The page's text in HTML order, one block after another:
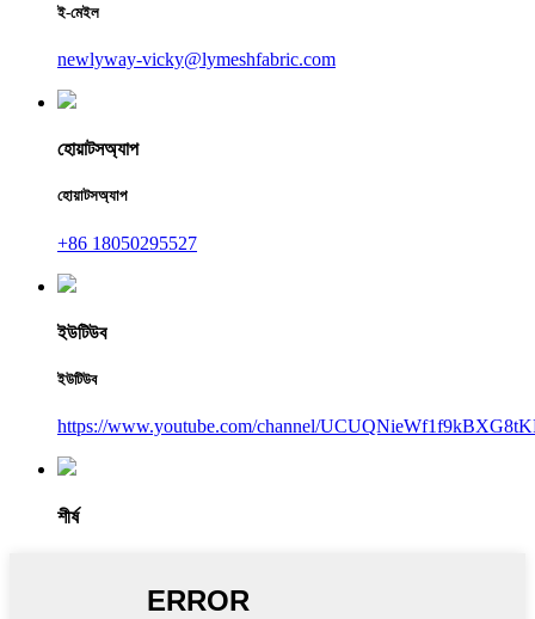
ই-মেইল
newlyway-vicky@lymeshfabric.com
হোয়াটসঅ্যাপ
হোয়াটসঅ্যাপ
+86 18050295527
ইউটিউব
ইউটিউব
https://www.youtube.com/channel/
শীর্ষ